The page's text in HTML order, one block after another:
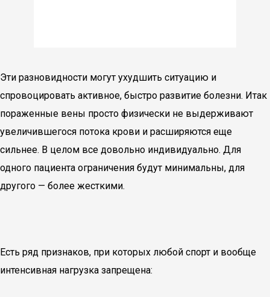
Эти разновидности могут ухудшить ситуацию и
спровоцировать активное, быстро развитие болезни. Итак
пораженные вены просто физически не выдерживают
увеличившегося потока крови и расширяются еще
сильнее. В целом все довольно индивидуально. Для
одного пациента ограничения будут минимальны, для
другого — более жесткими.
Есть ряд признаков, при которых любой спорт и вообще
интенсивная нагрузка запрещена: